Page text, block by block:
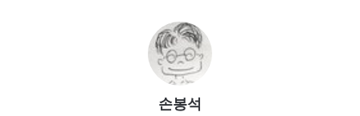
손봉석